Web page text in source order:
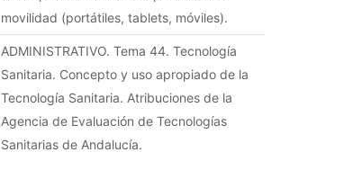
movilidad (portátiles, tablets, móviles).
ADMINISTRATIVO. Tema 44. Tecnología
Sanitaria. Concepto y uso apropiado de la
Tecnología Sanitaria. Atribuciones de la
Agencia de Evaluación de Tecnologías
Sanitarias de Andalucía.